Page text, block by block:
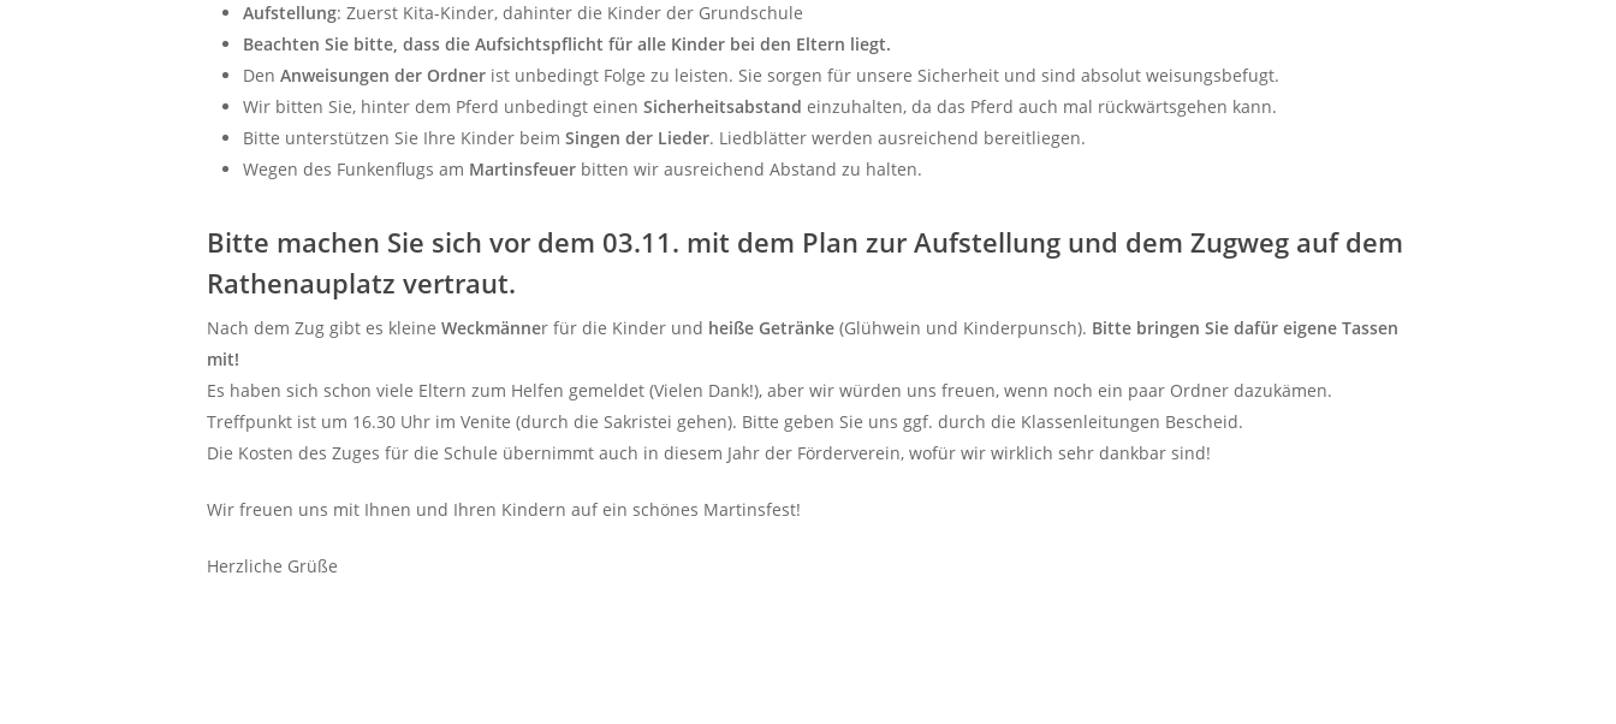
Aufstellung: Zuerst Kita-Kinder, dahinter die Kinder der Grundschule
Beachten Sie bitte, dass die Aufsichtspflicht für alle Kinder bei den Eltern liegt.
DenAnweisungen der Ordner ist unbedingt Folge zu leisten. Sie sorgen für unsere Sicherheit und sind absolut weisungsbefugt.
Wir bitten Sie, hinter dem Pferd unbedingt einenSicherheitsabstand einzuhalten, da das Pferd auch mal rückwärtsgehen kann.
Bitte unterstützen Sie Ihre Kinder beimSingen der Lieder. Liedblätter werden ausreichend bereitliegen.
Wegen des Funkenflugs am Martinsfeuer bitten wir ausreichend Abstand zu halten.
Bitte machen Sie sich vor dem 03.11. mit dem Plan zur Aufstellung und dem Zugweg auf dem
Rathenauplatz vertraut.
Nach dem Zug gibt es kleineWeckmänner für die Kinder und heiße Getränke (Glühwein und Kinderpunsch). Bitte bringen Sie dafür eigene Tassen
mit!
Es haben sich schon viele Eltern zum Helfen gemeldet (Vielen Dank!), aber wir würden uns freuen, wenn noch ein paar Ordner dazukämen.
Treffpunkt ist um 16.30 Uhr im Venite (durch die Sakristei gehen). Bitte geben Sie uns ggf. durch die Klassenleitungen Bescheid.
Die Kosten des Zuges für die Schule übernimmt auch in diesem Jahr der Förderverein, wofür wir wirklich sehr dankbar sind!
Wir freuen uns mit Ihnen und Ihren Kindern auf ein schönes Martinsfest!
Herzliche Grüße